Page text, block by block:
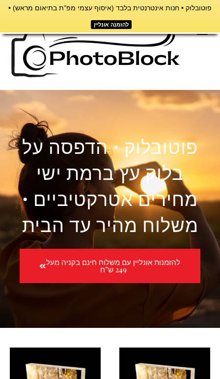
פוטובלוק • חנות אינטרנטית בלבד (איסוף עצמי מפ"ת בתיאום מראש) •
להזמנה אונליין
דילוג
תפריט
פוטובלוק • הדפסה על
בלוק עץ ברמת ישי
מחירים אטרקטיביים •
משלוח מהיר עד הבית
להזמנות אונליין עם משלוח חינם בקניה מעל
249 ש”ח